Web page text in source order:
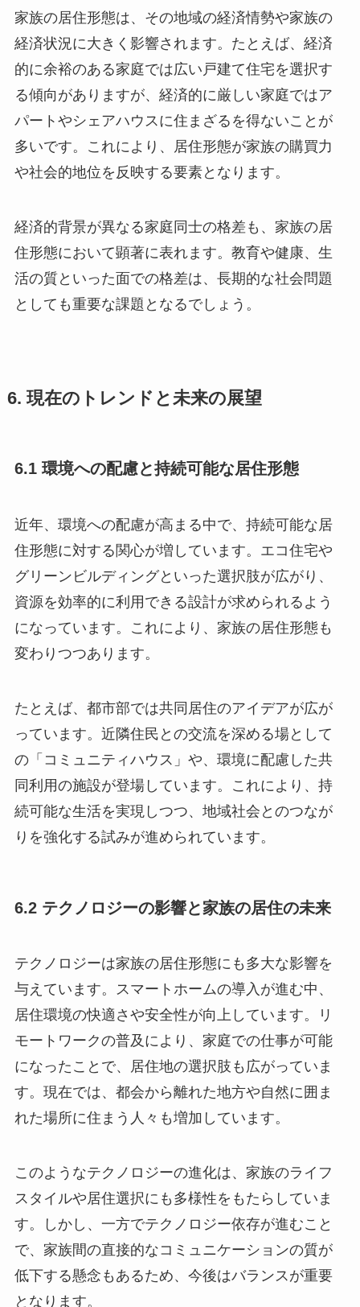
家族の居住形態は、その地域の経済情勢や家族の
経済状況に大きく影響されます。たとえば、経済
的に余裕のある家庭では広い戸建て住宅を選択す
る傾向がありますが、経済的に厳しい家庭ではア
パートやシェアハウスに住まざるを得ないことが
多いです。これにより、居住形態が家族の購買力
や社会的地位を反映する要素となります。
経済的背景が異なる家庭同士の格差も、家族の居
住形態において顕著に表れます。教育や健康、生
活の質といった面での格差は、長期的な社会問題
としても重要な課題となるでしょう。
6. 現在のトレンドと未来の展望
6.1 環境への配慮と持続可能な居住形態
近年、環境への配慮が高まる中で、持続可能な居
住形態に対する関心が増しています。エコ住宅や
グリーンビルディングといった選択肢が広がり、
資源を効率的に利用できる設計が求められるよう
になっています。これにより、家族の居住形態も
変わりつつあります。
たとえば、都市部では共同居住のアイデアが広が
っています。近隣住民との交流を深める場として
の「コミュニティハウス」や、環境に配慮した共
同利用の施設が登場しています。これにより、持
続可能な生活を実現しつつ、地域社会とのつなが
りを強化する試みが進められています。
6.2 テクノロジーの影響と家族の居住の未来
テクノロジーは家族の居住形態にも多大な影響を
与えています。スマートホームの導入が進む中、
居住環境の快適さや安全性が向上しています。リ
モートワークの普及により、家庭での仕事が可能
になったことで、居住地の選択肢も広がっていま
す。現在では、都会から離れた地方や自然に囲ま
れた場所に住まう人々も増加しています。
このようなテクノロジーの進化は、家族のライフ
スタイルや居住選択にも多様性をもたらしていま
す。しかし、一方でテクノロジー依存が進むこと
で、家族間の直接的なコミュニケーションの質が
低下する懸念もあるため、今後はバランスが重要
となります。